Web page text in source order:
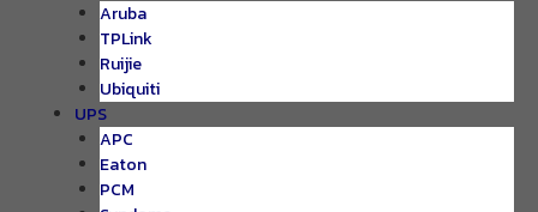
Aruba
TPLink
Ruijie
Ubiquiti
UPS
APC
Eaton
PCM